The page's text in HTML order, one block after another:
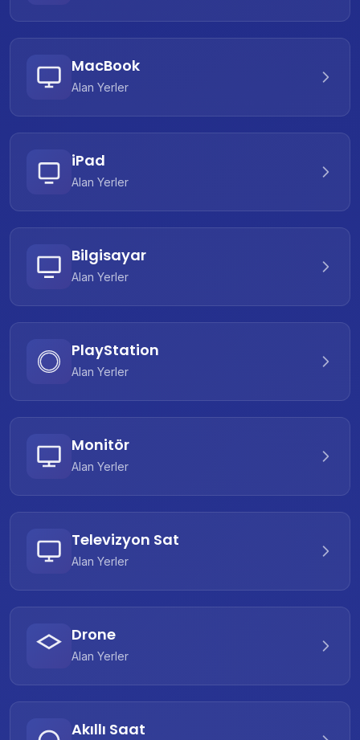
MacBook
Alan Yerler
iPad
Alan Yerler
Bilgisayar
Alan Yerler
PlayStation
Alan Yerler
Monitör
Alan Yerler
Televizyon Sat
Alan Yerler
Drone
Alan Yerler
Akıllı Saat